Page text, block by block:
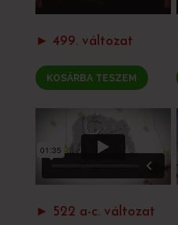
► 499. változat
KOSÁRBA TESZEM
► 522 a-c. változat